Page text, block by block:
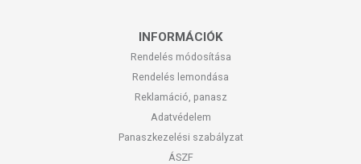
INFORMÁCIÓK
Rendelés módosítása
Rendelés lemondása
Reklamáció, panasz
Adatvédelem
Panaszkezelési szabályzat
ÁSZF